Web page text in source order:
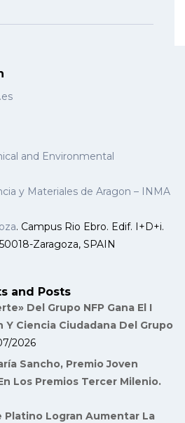
and Environmental
y Materiales de Aragon – INMA
. Campus Rio Ebro. Edif. I+D+i.
Zaragoza, SPAIN
and Posts
Del Grupo NFP Gana El I
Y Ciencia Ciudadana Del Grupo
2026
Sancho, Premio Joven
Los Premios Tercer Milenio.
Platino Logran Aumentar La